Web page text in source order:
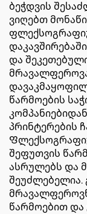
ბეჭდვის
ვიღებთ
და
წარმოების
პრინტერების
შეფუთვის
ასრულებს და
შეუძლებელია.
წარმოებით და